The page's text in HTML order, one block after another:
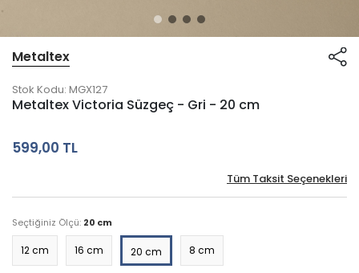
Metaltex
Stok Kodu: MGX127
Metaltex Victoria Süzgeç - Gri - 20 cm
599,00 TL
Tüm Taksit Seçenekleri
Seçtiğiniz Ölçü: 20 cm
12 cm 16 cm 20 cm 8 cm